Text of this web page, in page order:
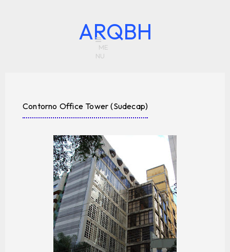
ARQBH
Contorno Office Tower (Sudecap)